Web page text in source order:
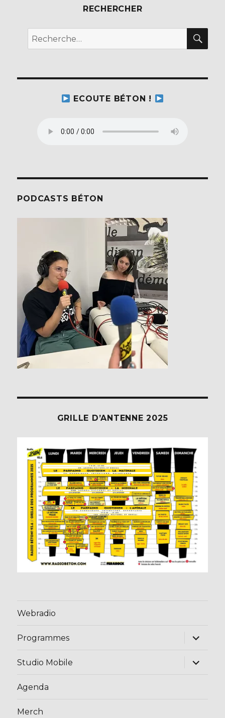
RECHERCHER
Recherche
pour :
ECOUTE BÉTON !
PODCASTS BÉTON
GRILLE D’ANTENNE 2025
Webradio
Programmes
ouvrir
menu
Studio Mobile
ouvrir
Agenda
Merch